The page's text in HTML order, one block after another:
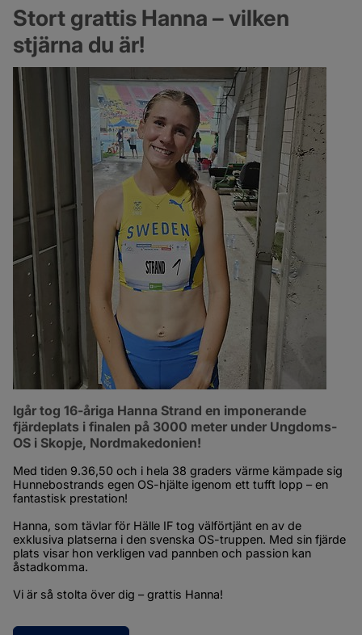
Stort grattis Hanna – vilken
stjärna du är!
Igår tog 16-åriga Hanna Strand
fjärdeplats i finalen på 3000 meter under Ungdoms-
OS i Skopje, Nordmakedonien!
Med tiden 9.36,50 och i hela 38 graders värme kämpade sig
Hunnebostrands egen OS-hjälte igenom ett tufft lopp – en
fantastisk prestation!
Hanna, som tävlar för Hälle IF tog välförtjänt en av de
exklusiva platserna i den svenska OS-truppen. Med sin fjärde
plats visar hon verkligen vad pannben och passion kan
åstadkomma.
Vi är så stolta över dig – grattis Hanna!